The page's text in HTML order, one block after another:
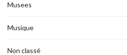
Musees
Musique
Non classé